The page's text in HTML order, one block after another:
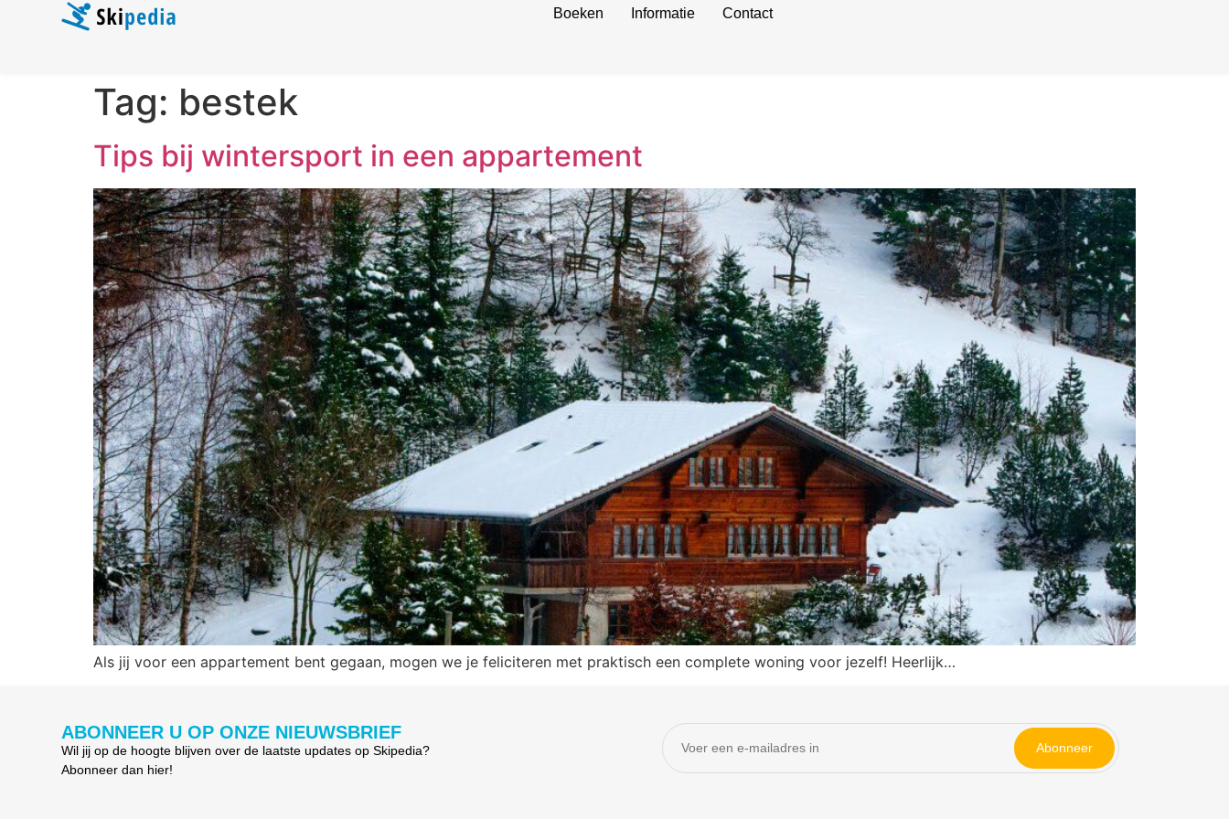
Boeken Informatie Contact
Tag: bestek
Tips bij wintersport in een appartement
Als jij voor een appartement bent gegaan, mogen we je feliciteren met praktisch een complete woning voor jezelf! Heerlijk…
ABONNEER U OP ONZE NIEUWSBRIEF
Wil jij op de hoogte blijven over de laatste updates op Skipedia?
Abonneer dan hier!
Abonneer